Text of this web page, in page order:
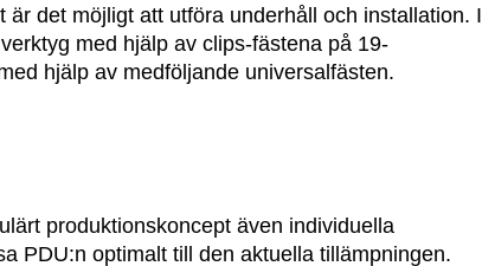
det möjligt att utföra underhåll och installation. I
med hjälp av clips-fästena på 19-
hjälp av medföljande universalfästen.
produktionskoncept även individuella
PDU:n optimalt till den aktuella tillämpningen.